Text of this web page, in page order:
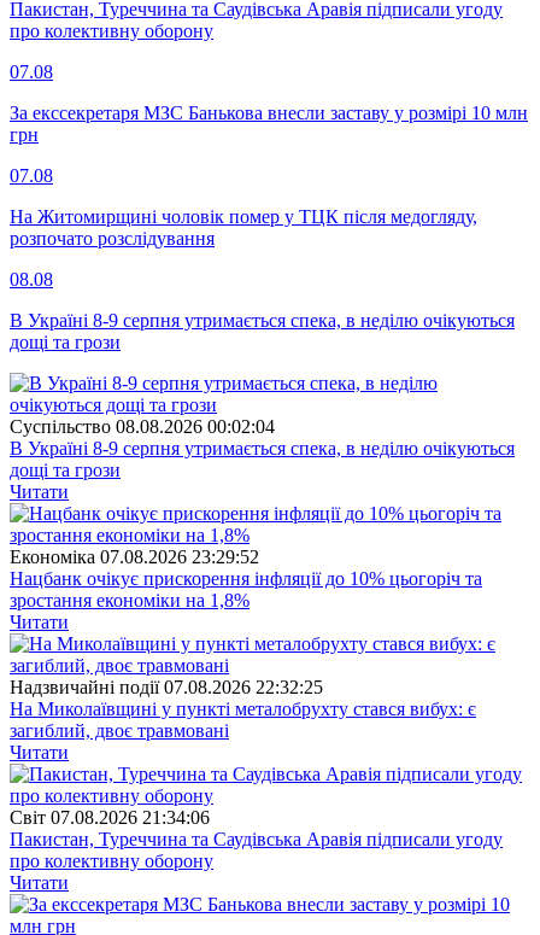
Пакистан, Туреччина та Саудівська Аравія підписали угоду
про колективну оборону
07.08
За екссекретаря МЗС Банькова внесли заставу у розмірі 10 млн
грн
07.08
На Житомирщині чоловік помер у ТЦК після медогляду,
розпочато розслідування
08.08
В Україні 8-9 серпня утримається спека, в неділю очікуються
дощі та грози
Суспiльство 08.08.2026 00:02:04
В Україні 8-9 серпня утримається спека, в неділю очікуються
дощі та грози
Читати
Економіка 07.08.2026 23:29:52
Нацбанк очікує прискорення інфляції до 10% цьогоріч та
зростання економіки на 1,8%
Читати
Надзвичайні події 07.08.2026 22:32:25
На Миколаївщині у пункті металобрухту стався вибух: є
загиблий, двоє травмовані
Читати
Свiт 07.08.2026 21:34:06
Пакистан, Туреччина та Саудівська Аравія підписали угоду
про колективну оборону
Читати